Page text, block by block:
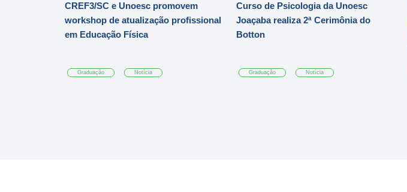
CREF3/SC e Unoesc promovem
workshop de atualização profissional
em Educação Física
Graduação Notícia
Curso de Psicologia da Unoesc
Joaçaba realiza 2ª Cerimônia do
Botton
Graduação Notícia